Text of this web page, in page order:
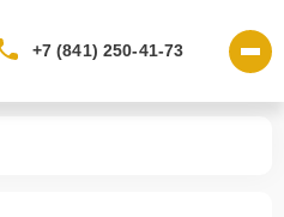
+7 (841) 250-41-73